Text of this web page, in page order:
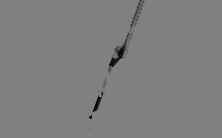
HLA 140 K-B, SANS
BATTERIE NI CHARGEUR